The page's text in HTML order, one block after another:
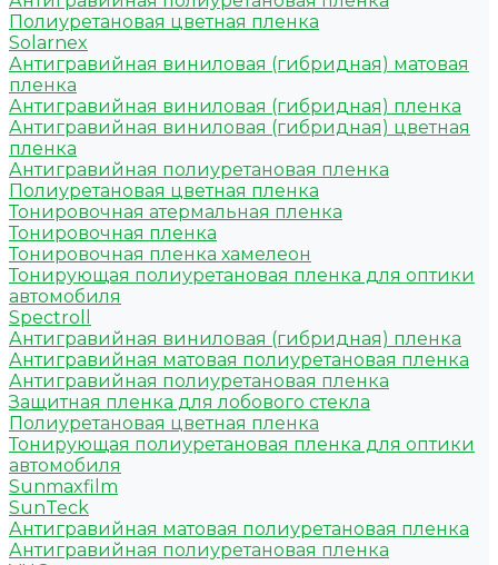
Полиуретановая цветная пленка
Solarnex
Антигравийная виниловая (гибридная) матовая
пленка
Антигравийная виниловая (гибридная) пленка
Антигравийная виниловая (гибридная) цветная
пленка
Антигравийная полиуретановая пленка
Полиуретановая цветная пленка
Тонировочная атермальная пленка
Тонировочная пленка
Тонировочная пленка хамелеон
Тонирующая полиуретановая пленка для оптики
автомобиля
Spectroll
Антигравийная виниловая (гибридная) пленка
Антигравийная матовая полиуретановая пленка
Антигравийная полиуретановая пленка
Защитная пленка для лобового стекла
Полиуретановая цветная пленка
Тонирующая полиуретановая пленка для оптики
автомобиля
Sunmaxfilm
SunTeck
Антигравийная матовая полиуретановая пленка
Антигравийная полиуретановая пленка